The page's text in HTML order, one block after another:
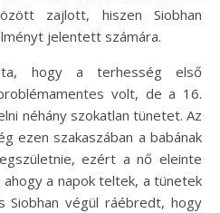
zajlott, hiszen Siobhan
jelentett számára.
hogy a terhesség első
volt, de a 16.
néhány szokatlan tünetet. Az
ezen szakaszában a babának
ezért a nő eleinte
a napok teltek, a tünetek
Siobhan végül ráébredt, hogy